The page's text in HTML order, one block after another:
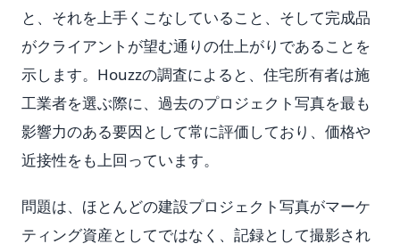
と、それを上手くこなしていること、そして完成品
がクライアントが望む通りの仕上がりであることを
示します。Houzzの調査によると、住宅所有者は施
工業者を選ぶ際に、過去のプロジェクト写真を最も
影響力のある要因として常に評価しており、価格や
近接性をも上回っています。
問題は、ほとんどの建設プロジェクト写真がマーケ
ティング資産としてではなく、記録として撮影され